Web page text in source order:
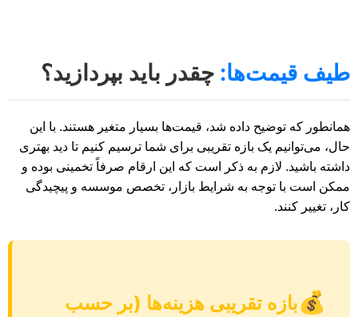
طیف قیمت‌ها: چقدر باید بپردازید؟
همانطور که توضیح داده شد، قیمت‌ها بسیار متغیر هستند. با این
حال، می‌توانیم یک بازه تقریبی برای شما ترسیم کنیم تا دید بهتری
داشته باشید. لازم به ذکر است که این ارقام صرفاً تخمینی بوده و
ممکن است با توجه به شرایط بازار، تخصص موسسه و پیچیدگی
کار، تغییر کنند.
💰بازه تقریبی هزینه‌ها (بر حسب